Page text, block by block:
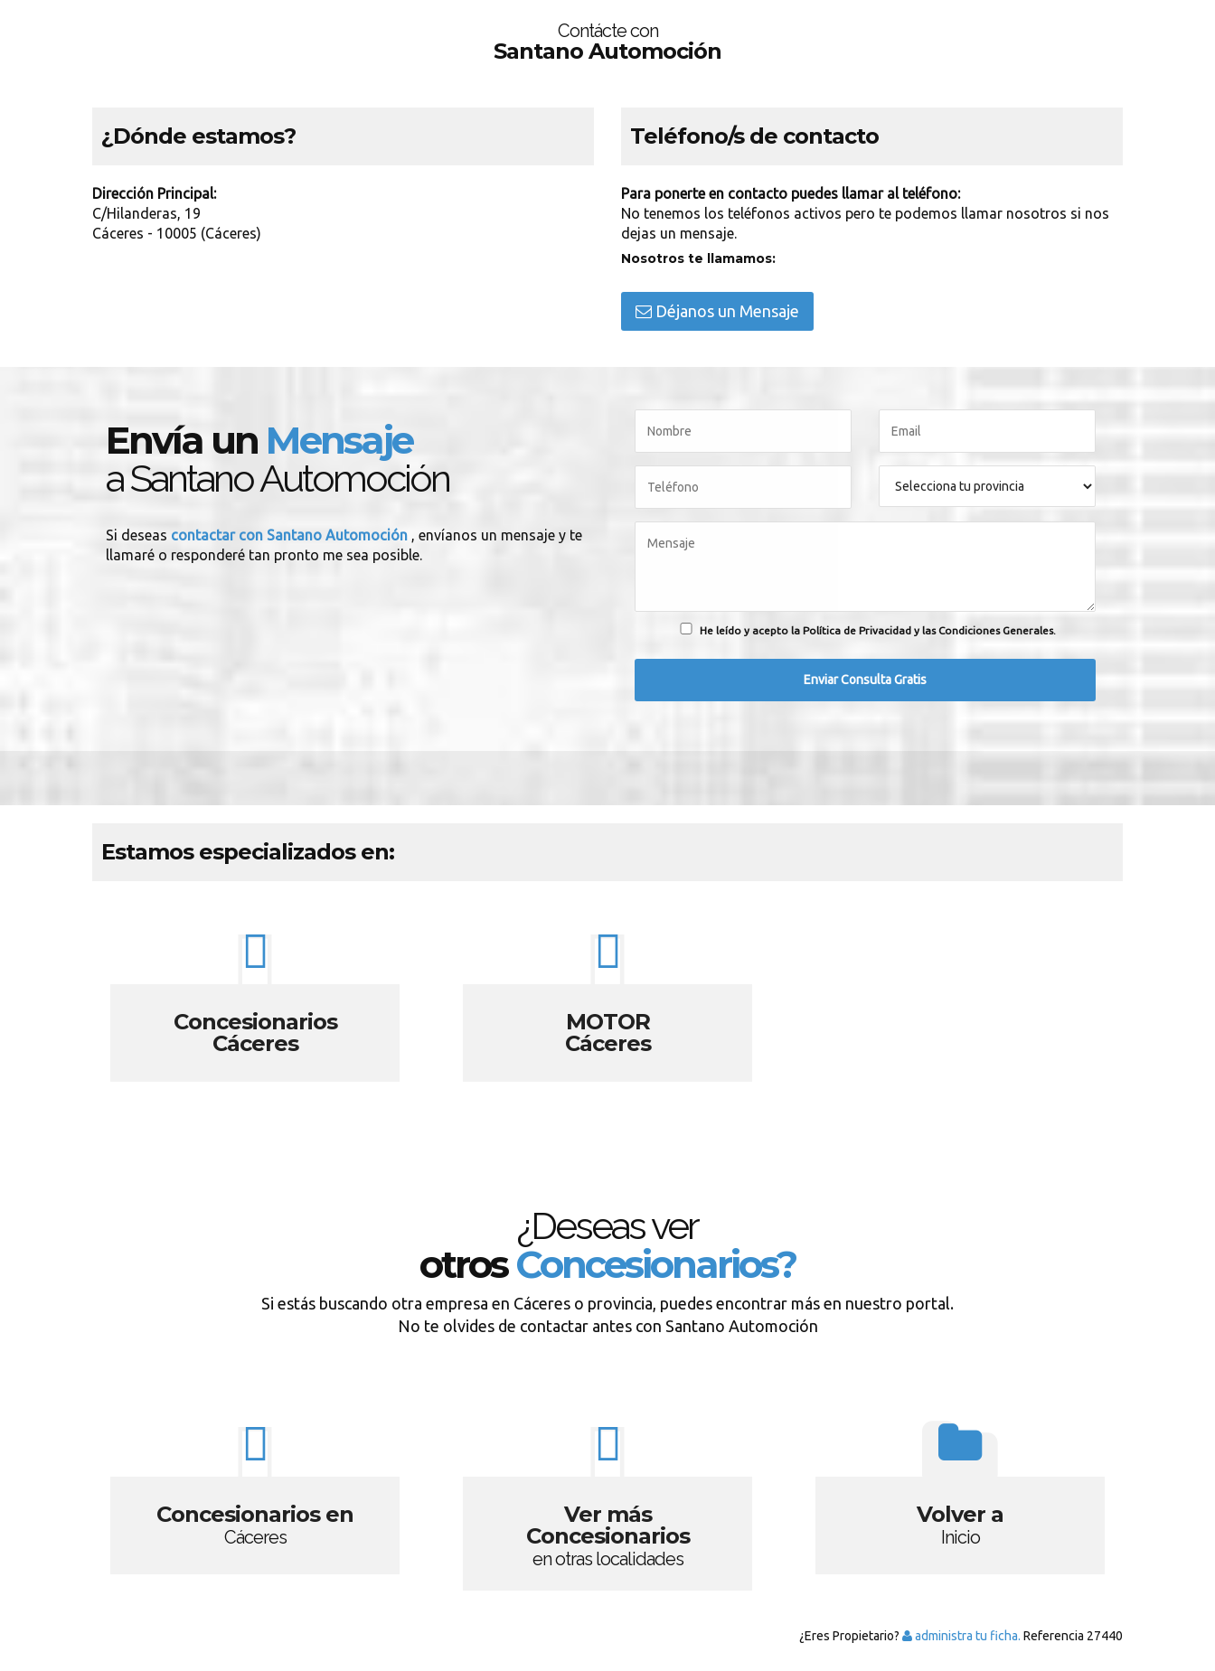
Contácte con
Santano Automoción
¿Dónde estamos?
Dirección Principal:
C/Hilanderas, 19
Cáceres - 10005 (Cáceres)
Teléfono/s de contacto
Para ponerte en contacto puedes llamar al teléfono:
No tenemos los teléfonos activos pero te podemos llamar nosotros si nos
dejas un mensaje.
Nosotros te llamamos:
Déjanos un Mensaje
Envía un Mensaje
a Santano Automoción
Si deseas contactar con Santano Automoción , envíanos un mensaje y te
llamaré o responderé tan pronto me sea posible.
He leído y acepto la Política de Privacidad y las Condiciones Generales.
Estamos especializados en:
Concesionarios
Cáceres
MOTOR
Cáceres
¿Deseas ver
otrosConcesionarios?
Si estás buscando otra empresa en Cáceres o provincia, puedes encontrar más en nuestro portal.
No te olvides de contactar antes con Santano Automoción
Concesionarios en
Cáceres
Ver más
Concesionarios
en otras localidades
Volver a
Inicio
¿Eres Propietario? administra tu ficha. Referencia 27440